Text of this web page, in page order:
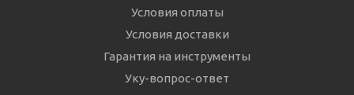
Условия оплаты
Условия доставки
Гарантия на инструменты
Уку-вопрос-ответ